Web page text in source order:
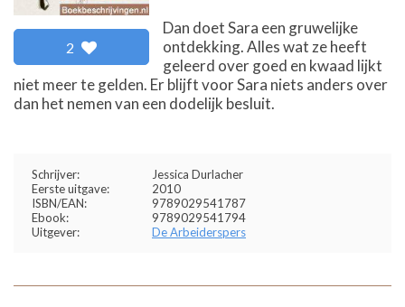
2
Dan doet Sara een gruwelijke
ontdekking. Alles wat ze heeft
geleerd over goed en kwaad lijkt
niet meer te gelden. Er blijft voor Sara niets anders over
dan het nemen van een dodelijk besluit.
Schrijver:
Jessica Durlacher
Eerste uitgave:
2010
ISBN/EAN:
9789029541787
Ebook:
9789029541794
Uitgever:
De Arbeiderspers